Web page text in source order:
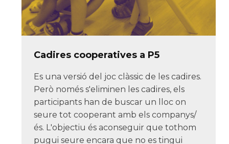
Cadires cooperatives a P5
Es una versió del joc clàssic de les cadires.
Però només s'eliminen les cadires, els
participants han de buscar un lloc on
seure tot cooperant amb els companys/
és. L'objectiu és aconseguir que tothom
pugui seure encara que no es tingui